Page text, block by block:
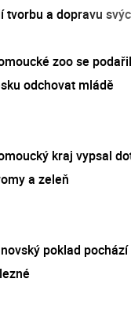
tvorbu a dopravu
zoo se
odchovat mládě
kraj vypsal
a zeleň
poklad